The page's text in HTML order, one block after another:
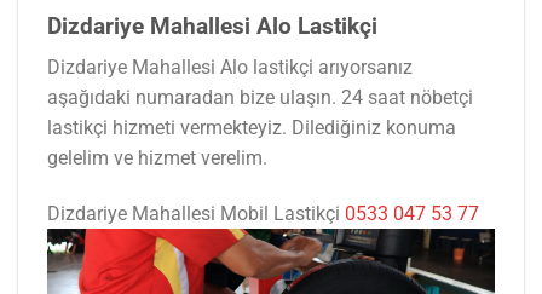
Dizdariye Mahallesi Alo Lastikçi
Dizdariye Mahallesi Alo lastikçi arıyorsanız
aşağıdaki numaradan bize ulaşın. 24 saat nöbetçi
lastikçi hizmeti vermekteyiz. Dilediğiniz konuma
gelelim ve hizmet verelim.
Dizdariye Mahallesi Mobil Lastikçi 0533 047 53 77